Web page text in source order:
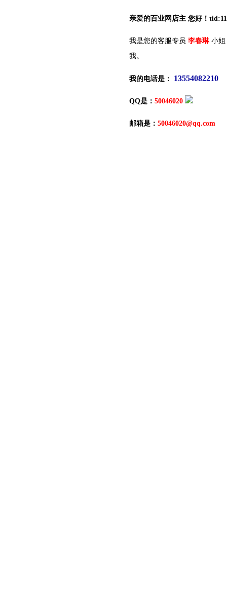
亲爱的百业网店主 您好！
我是您的客服专员 李春琳 小姐
我。
我的电话是： 13554082210
QQ是： 50046020
邮箱是： 50046020@qq.com